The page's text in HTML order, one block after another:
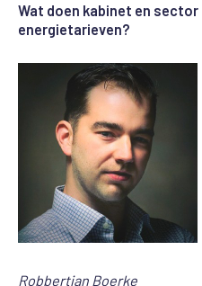
Wat doen kabinet en sector
energietarieven?
Robbertjan Boerke